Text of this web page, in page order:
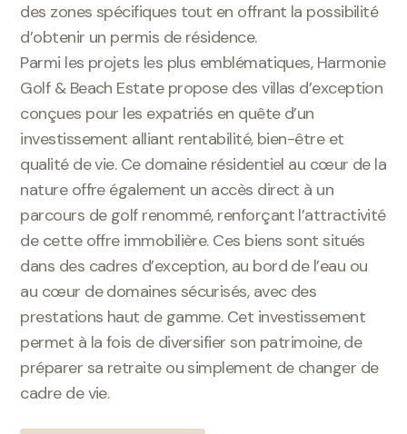
des zones spécifiques tout en offrant la possibilité
d’obtenir un permis de résidence.
Parmi les projets les plus emblématiques, Harmonie
Golf & Beach Estate propose des villas d’exception
conçues pour les expatriés en quête d’un
investissement alliant rentabilité, bien-être et
qualité de vie. Ce domaine résidentiel au cœur de la
nature offre également un accès direct à un
parcours de golf renommé, renforçant l’attractivité
de cette offre immobilière. Ces biens sont situés
dans des cadres d’exception, au bord de l’eau ou
au cœur de domaines sécurisés, avec des
prestations haut de gamme. Cet investissement
permet à la fois de diversifier son patrimoine, de
préparer sa retraite ou simplement de changer de
cadre de vie.